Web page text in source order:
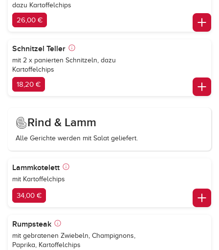
dazu Kartoffelchips
26,00 €
Schnitzel Teller
mit 2 x panierten Schnitzeln, dazu
Kartoffelchips
18,20 €
Rind & Lamm
Alle Gerichte werden mit Salat geliefert.
Lammkotelett
mit Kartoffelchips
34,00 €
Rumpsteak
mit gebratenen Zwiebeln, Champignons,
Paprika, Kartoffelchips